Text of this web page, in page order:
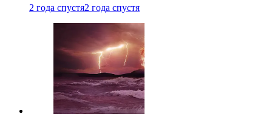
2 года спустя2 года спустя